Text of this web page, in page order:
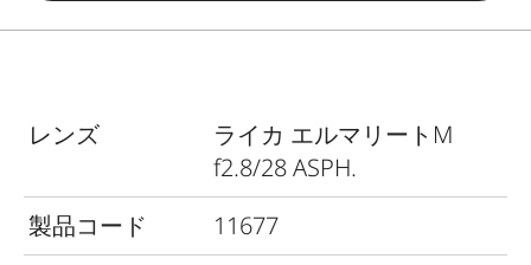
レンズ
ライカ エルマリートM
f2.8/28 ASPH.
製品コード
11677